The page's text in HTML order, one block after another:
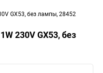
GX53, без лампы, 28452
230V GX53, без